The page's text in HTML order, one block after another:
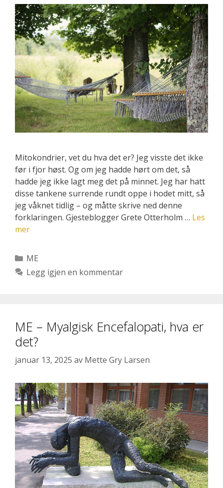
Mitokondrier, vet du hva det er? Jeg visste det ikke
før i fjor høst. Og om jeg hadde hørt om det, så
hadde jeg ikke lagt meg det på minnet. Jeg har hatt
disse tankene surrende rundt oppe i hodet mitt, så
jeg våknet tidlig – og måtte skrive ned denne
forklaringen. Gjesteblogger Grete Otterholm … Les
mer
Kategorier
ME
Legg igjen en kommentar
ME – Myalgisk Encefalopati, hva er
det?
januar 13, 2025 av Mette Gry Larsen